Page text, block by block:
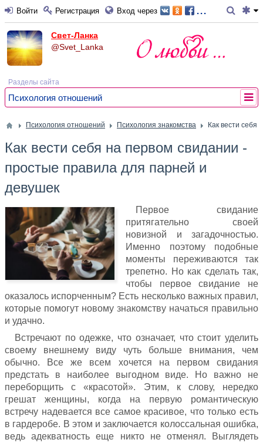
Войти Регистрация Вход через ...
Свет-Ланка
@Svet_Lanka
Разделы сайта
Психология отношений
Психология отношений Психология знакомства Как вести себя
Как вести себя на первом свидании -
простые правила для парней и
девушек
Первое свидание
притягательно своей
новизной и загадочностью.
Именно поэтому подобные
моменты переживаются так
трепетно. Но как сделать так,
чтобы первое свидание не
оказалось испорченным? Есть несколько важных правил,
которые помогут новому знакомству начаться правильно
и удачно.
Встречают по одежке, что означает, что стоит уделить
своему внешнему виду чуть больше внимания, чем
обычно. Все же всем хочется на первом свидания
предстать в наиболее выгодном виде. Но важно не
переборщить с «красотой». Этим, к слову, нередко
грешат женщины, когда на первую романтическую
встречу надевается все самое красивое, что только есть
в гардеробе. В этом и заключается колоссальная ошибка,
ведь адекватность еще никто не отменял. Выглядеть